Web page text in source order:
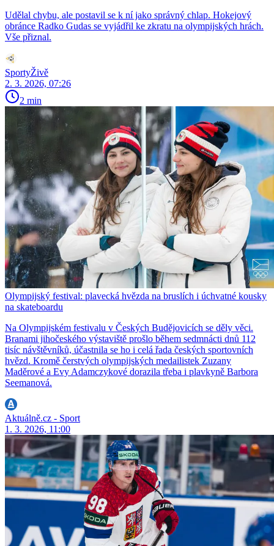
Udělal chybu, ale postavil se k ní jako správný chlap. Hokejový
obránce Radko Gudas se vyjádřil ke zkratu na olympijských hrách.
Vše přiznal.
SportyŽivě
2. 3. 2026, 07:26
2 min
Olympijský festival: plavecká hvězda na bruslích i úchvatné kousky
na skateboardu
Na Olympijském festivalu v Českých Budějovicích se děly věci.
Branami jihočeského výstaviště prošlo během sedmnácti dnů 112
tisíc návštěvníků, účastnila se ho i celá řada českých sportovních
hvězd. Kromě čerstvých olympijských medailistek Zuzany
Maděrové a Evy Adamczykové dorazila třeba i plavkyně Barbora
Seemanová.
Aktuálně.cz - Sport
1. 3. 2026, 11:00